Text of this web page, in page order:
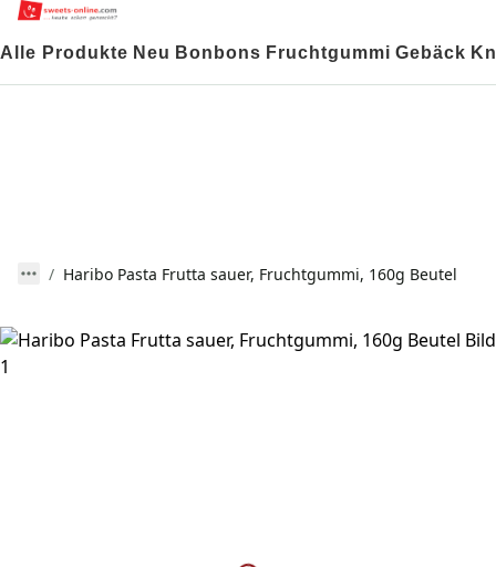
Alle Produkte Neu Bonbons Fruchtgummi Gebäck
Haribo Pasta Frutta sauer, Fruchtgummi, 160g Beutel